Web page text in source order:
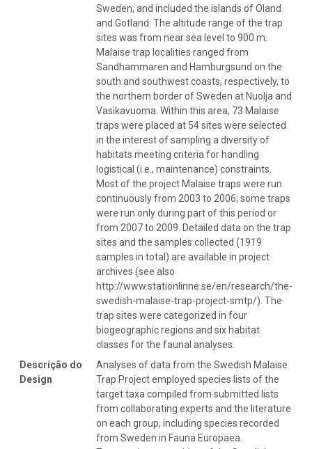
Sweden, and included the islands of Öland
and Gotland. The altitude range of the trap
sites was from near sea level to 900 m.
Malaise trap localities ranged from
Sandhammaren and Hamburgsund on the
south and southwest coasts, respectively, to
the northern border of Sweden at Nuolja and
Vasikavuoma. Within this area, 73 Malaise
traps were placed at 54 sites were selected
in the interest of sampling a diversity of
habitats meeting criteria for handling
logistical (i.e., maintenance) constraints.
Most of the project Malaise traps were run
continuously from 2003 to 2006; some traps
were run only during part of this period or
from 2007 to 2009. Detailed data on the trap
sites and the samples collected (1919
samples in total) are available in project
archives (see also
http://www.stationlinne.se/en/research/the-
swedish-malaise-trap-project-smtp/). The
trap sites were categorized in four
biogeographic regions and six habitat
classes for the faunal analyses.
Descrição do
Design
Analyses of data from the Swedish Malaise
Trap Project employed species lists of the
target taxa compiled from submitted lists
from collaborating experts and the literature
on each group, including species recorded
from Sweden in Fauna Europaea.